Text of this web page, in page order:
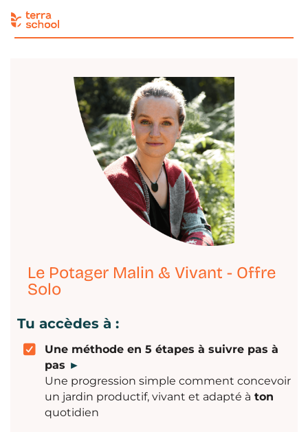
Le Potager Malin & Vivant - Offre
Solo
Tu accèdes à :
Une méthode en 5 étapes à suivre pas à
pas ►
Une progression simple comment concevoir
un jardin productif, vivant et adapté à ton
quotidien